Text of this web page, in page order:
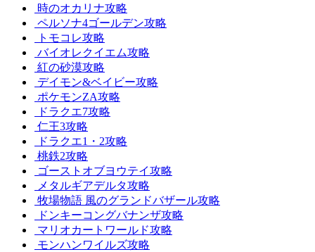
時のオカリナ攻略
ペルソナ4ゴールデン攻略
トモコレ攻略
バイオレクイエム攻略
紅の砂漠攻略
デイモン&ベイビー攻略
ポケモンZA攻略
ドラクエ7攻略
仁王3攻略
ドラクエ1・2攻略
桃鉄2攻略
ゴーストオブヨウテイ攻略
メタルギアデルタ攻略
牧場物語 風のグランドバザール攻略
ドンキーコングバナンザ攻略
マリオカートワールド攻略
モンハンワイルズ攻略